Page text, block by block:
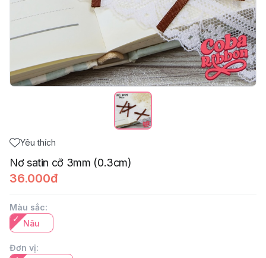
Yêu thích
Nơ satin cỡ 3mm (0.3cm)
36.000đ
Màu sắc:
Nâu
Đơn vị: